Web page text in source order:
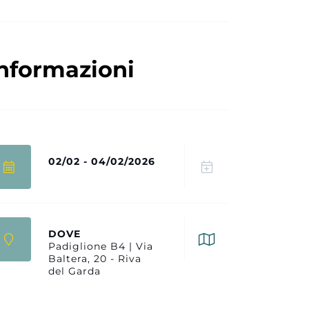
02/02 - 04/02/2026
DOVE
Padiglione B4 | Via
Baltera, 20 - Riva
del Garda